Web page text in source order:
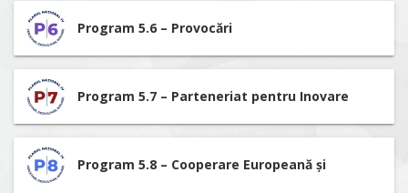
Program 5.6 – Provocări
Program 5.7 – Parteneriat pentru Inovare
Program 5.8 – Cooperare Europeană și